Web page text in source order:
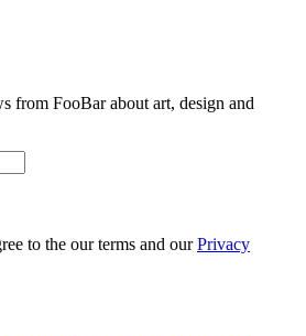
from FooBar about art, design and
to the our terms and ourPrivacy